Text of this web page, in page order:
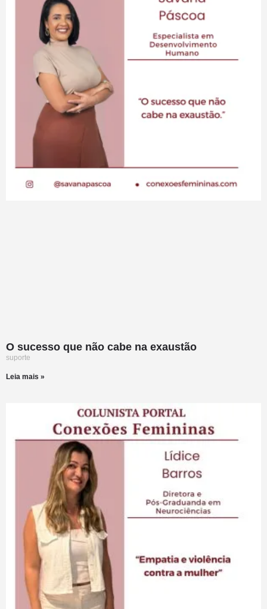
O sucesso que não cabe na exaustão
suporte
Leia mais »